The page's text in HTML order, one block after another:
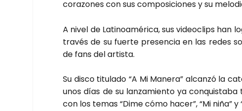
cora­zo­nes con sus com­po­si­cio­nes y su
A nivel de Lati­noa­mé­ri­ca, sus video­clips han
tra­vés de su fuer­te pre­sen­cia en las redes
de fans del artis­ta.
Su dis­co titu­la­do “A Mi Mane­ra” alcan­zó la
unos días de su lan­za­mien­to ya
con los temas “Dime cómo hacer”, “Mi niña” y